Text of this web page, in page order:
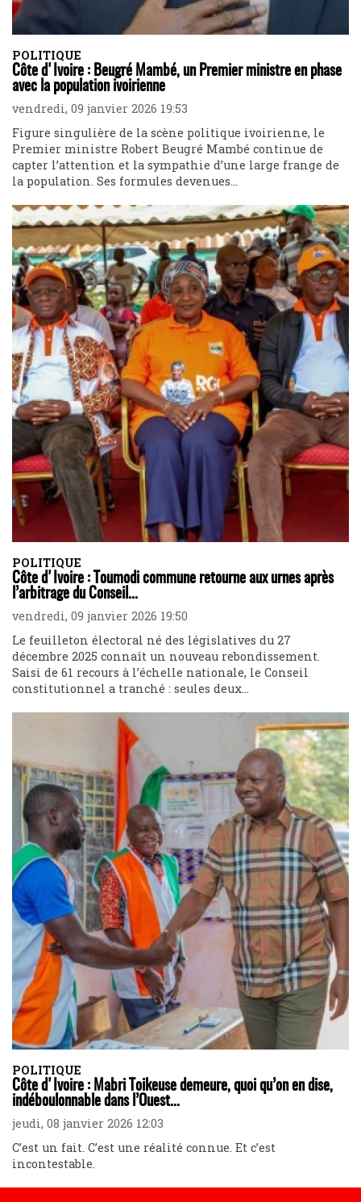
POLITIQUE
Côte d'Ivoire : Beugré Mambé, un Premier ministre en phase
avec la population ivoirienne
vendredi, 09 janvier 2026 19:53
Figure singulière de la scène politique ivoirienne, le
Premier ministre Robert Beugré Mambé continue de
capter l’attention et la sympathie d’une large frange de
la population. Ses formules devenues...
POLITIQUE
Côte d'Ivoire : Toumodi commune retourne aux urnes après
l’arbitrage du Conseil...
vendredi, 09 janvier 2026 19:50
Le feuilleton électoral né des législatives du 27
décembre 2025 connaît un nouveau rebondissement.
Saisi de 61 recours à l’échelle nationale, le Conseil
constitutionnel a tranché : seules deux...
POLITIQUE
Côte d'Ivoire : Mabri Toikeuse demeure, quoi qu’on en dise,
indéboulonnable dans l’Ouest...
jeudi, 08 janvier 2026 12:03
C’est un fait. C’est une réalité connue. Et c’est
incontestable.